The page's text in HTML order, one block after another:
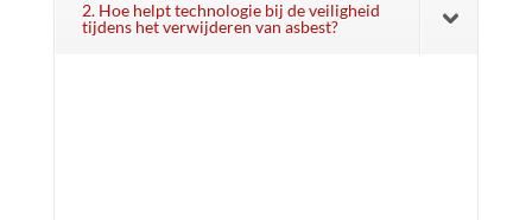
2. Hoe helpt technologie bij de veiligheid
tijdens het verwijderen van asbest?